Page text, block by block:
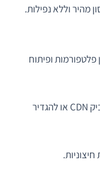
מהיר וללא נפילות.
ופיתוח
אין צורך לייבא ספריות, להדביק CDN או להגדיר